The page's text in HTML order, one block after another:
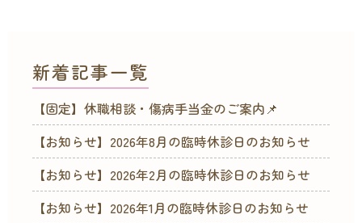
新着記事一覧
【固定】休職相談・傷病手当金のご案内📌
【お知らせ】2026年8月の臨時休診日のお知らせ
【お知らせ】2026年2月の臨時休診日のお知らせ
【お知らせ】2026年1月の臨時休診日のお知らせ